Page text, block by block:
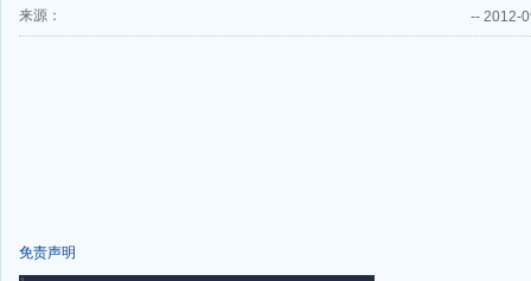
来源： -- 2012-
免责声明